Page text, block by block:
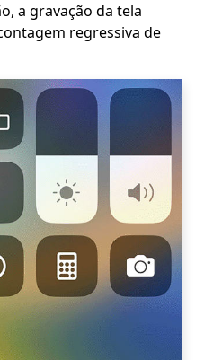
a gravação da tela
regressiva de